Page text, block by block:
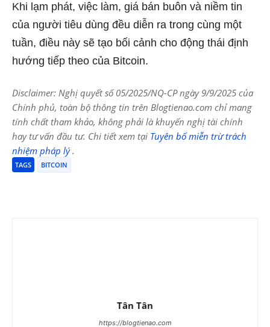
Khi lạm phát, việc làm, giá bán buôn và niềm tin
của người tiêu dùng đều diễn ra trong cùng một
tuần, điều này sẽ tạo bối cảnh cho động thái định
hướng tiếp theo của Bitcoin.
Disclaimer: Nghị quyết số 05/2025/NQ-CP ngày 9/9/2025 của
Chính phủ, toàn bộ thông tin trên Blogtienao.com chỉ mang
tính chất tham khảo, không phải là khuyến nghị tài chính
hay tư vấn đầu tư. Chi tiết xem tại Tuyên bố miễn trừ trách
nhiệm pháp lý.
TAGS BITCOIN
Tân Tân
https://blogtienao.com